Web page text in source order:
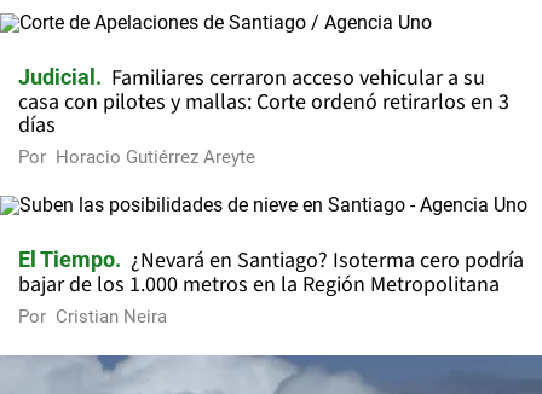
Judicial
Familiares cerraron acceso vehicular a su
casa con pilotes y mallas: Corte ordenó retirarlos en 3
días
Por Horacio Gutiérrez Areyte
El Tiempo
¿Nevará en Santiago? Isoterma cero podría
bajar de los 1.000 metros en la Región Metropolitana
Por Cristian Neira